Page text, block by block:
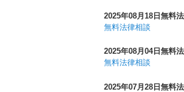
2025年08月18日無料
無料法律相談
2025年08月04日 無料
無料法律相談
2025年07月28日 無料